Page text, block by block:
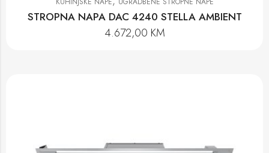
STROPNA NAPA DAC 4240 STELLA AMBIENT
4.672,00 KM